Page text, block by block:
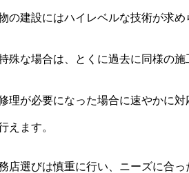
建設にはハイレベルな技術が求
な場合は、とくに過去に同様の
が必要になった場合に速やかに
えます。
選びは慎重に行い、ニーズに合っ